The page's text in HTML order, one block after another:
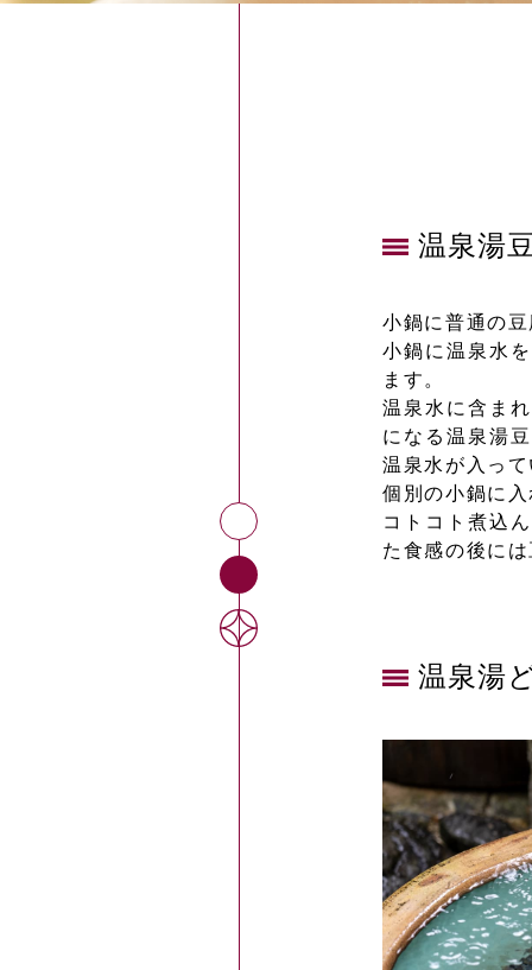
温泉湯
小鍋に普通の
小鍋に温泉水
ます。
温泉水に含ま
になる温泉湯
温泉水が入っ
個別の小鍋に
コトコト煮込
た食感の後に
温泉湯